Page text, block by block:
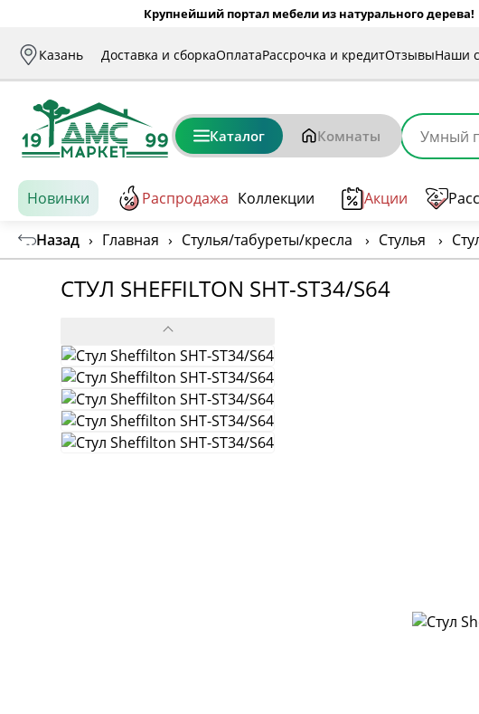
Крупнейший портал мебели из натурального дерева!
Казань Доставка и сборкаОплатаРассрочка и кредитОтзывыНаши
Каталог Комнаты
Новинки Распродажа Коллекции Акции
Назад › Главная › Стулья/табуреты/кресла › Стулья ›
СТУЛ SHEFFILTON SHT-ST34/S64